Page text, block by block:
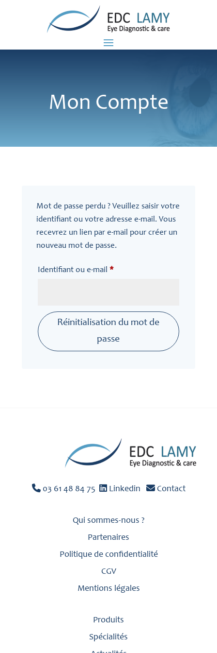
Mon Compte
Mot de passe perdu ? Veuillez saisir votre
identifiant ou votre adresse e-mail. Vous
recevrez un lien par e-mail pour créer un
nouveau mot de passe.
Identifiant ou e-mail *Obligatoire
Réinitialisation du mot de
passe
03 61 48 84 75 Linkedin Contact
Qui sommes-nous ?
Partenaires
Politique de confidentialité
CGV
Mentions légales
Produits
Spécialités